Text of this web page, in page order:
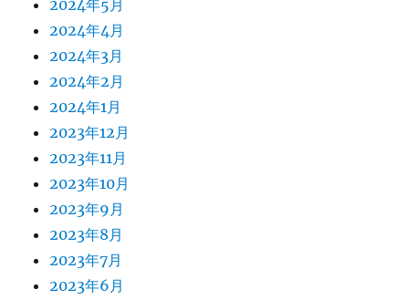
2024年5月
2024年4月
2024年3月
2024年2月
2024年1月
2023年12月
2023年11月
2023年10月
2023年9月
2023年8月
2023年7月
2023年6月